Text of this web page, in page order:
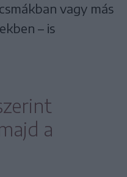
vagy más
– is
a